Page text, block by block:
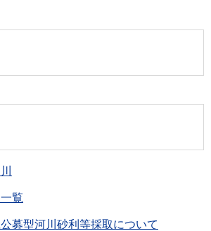
覧
公募型河川砂利等採取について